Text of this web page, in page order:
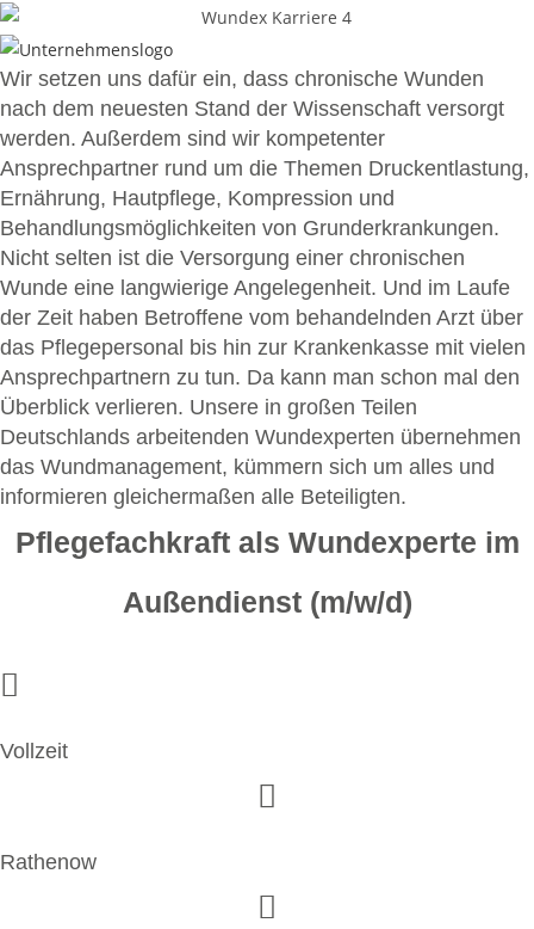
Wir setzen uns dafür ein, dass chronische Wunden
nach dem neuesten Stand der Wissenschaft versorgt
werden. Außerdem sind wir kompetenter
Ansprechpartner rund um die Themen Druckentlastung,
Ernährung, Hautpflege, Kompression und
Behandlungsmöglichkeiten von Grunderkrankungen.
Nicht selten ist die Versorgung einer chronischen
Wunde eine langwierige Angelegenheit. Und im Laufe
der Zeit haben Betroffene vom behandelnden Arzt über
das Pflegepersonal bis hin zur Krankenkasse mit vielen
Ansprechpartnern zu tun. Da kann man schon mal den
Überblick verlieren. Unsere in großen Teilen
Deutschlands arbeitenden Wundexperten übernehmen
das Wundmanagement, kümmern sich um alles und
informieren gleichermaßen alle Beteiligten.
Pflegefachkraft als Wundexperte im
Außendienst (m/w/d)
Vollzeit
Rathenow